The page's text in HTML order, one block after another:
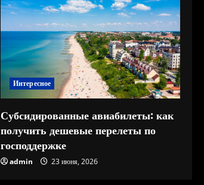
Интересное
Субсидированные авиабилеты: как
получить дешевые перелеты по
господдержке
admin 23 июня, 2026